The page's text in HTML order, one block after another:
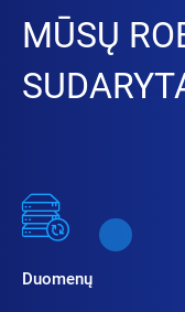
MŪSŲ
Duomenų